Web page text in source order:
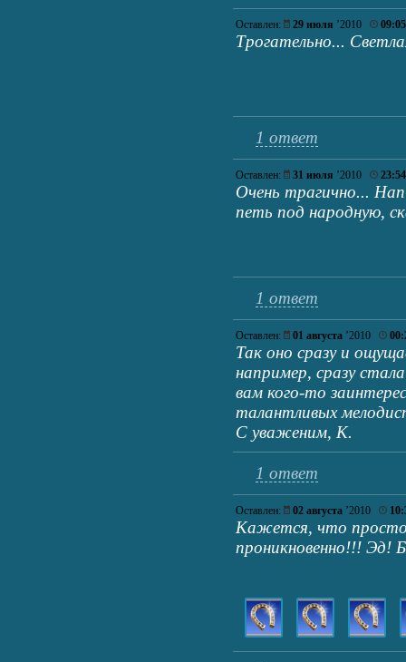
Оставлен: 29 июля ’2010 09:05
Трогательно...
1 ответ
Оставлен: 31 июля ’2010 23:54
Очень трагично...
петь под народную,
1 ответ
Оставлен: 01 августа ’2010
Так оно сразу и
например, сразу
вам кого-то
талантливых
С уваженим, К.
1 ответ
Оставлен: 02 августа ’2010
Кажется, что
проникновенно!!! Эд!